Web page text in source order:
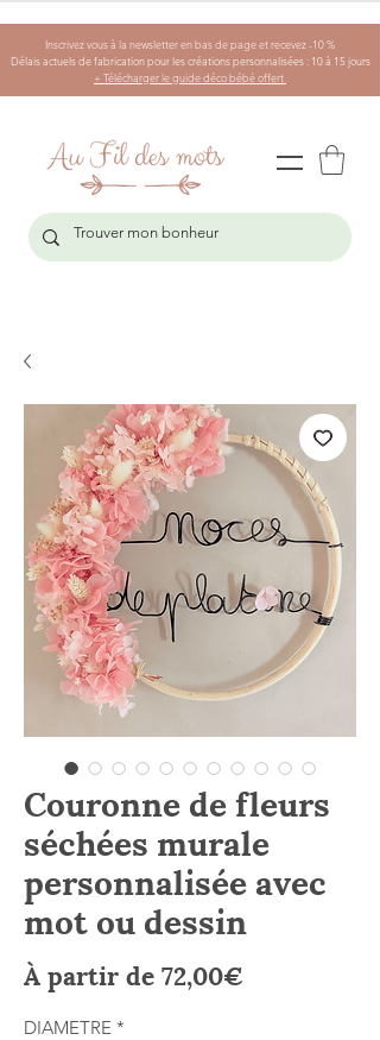
Inscrivez vous à la newsletter en bas de page et recevez -10 %
Délais actuels de fabrication pour les créations personnalisées : 10 à 15 jours
+ Télécharger le guide déco bébé offert
Couronne de fleurs
séchées murale
personnalisée avec
mot ou dessin
À partir de72,00€
DIAMETRE *